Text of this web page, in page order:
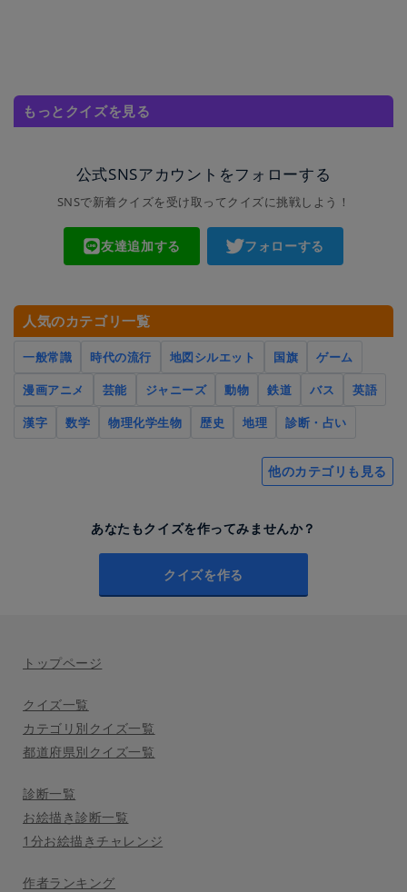
もっとクイズを見る
公式SNSアカウントをフォローする
SNSで新着クイズを受け取ってクイズに挑戦しよう！
友達追加する フォローする
人気のカテゴリ一覧
一般常識 時代の流行 地図シルエット 国旗
ゲーム
漫画アニメ
芸能 ジャニーズ 動物 鉄道 バス
英語
漢字
数学 物理化学生物 歴史 地理 診断・占い
他のカテゴリも見る
あなたもクイズを作ってみませんか？
クイズを作る
トップページ
クイズ一覧
カテゴリ別クイズ一覧
都道府県別クイズ一覧
診断一覧
お絵描き診断一覧
1分お絵描きチャレンジ
作者ランキング